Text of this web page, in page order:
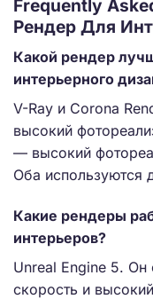
Frequently
Рендер Для
Какой рендер
интерьерного
V-Ray и Corona
высокий
— высокий
Оба используются
Какие рендеры
интерьеров?
Unreal Engine 5. Он
скорость и